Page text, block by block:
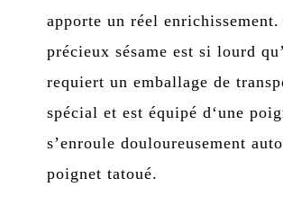
apporte un réel enrichissement.
précieux sésame est si lourd
requiert un emballage de
spécial et est équipé d‘une
s’enroule douloureusement
poignet tatoué.